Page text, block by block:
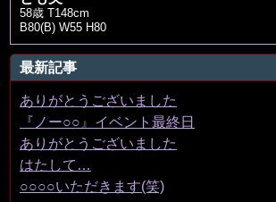
58歳 T148cm
B80(B) W55 H80
最新記事
ありがとうございました
『ノー○○』イベント最終日
ありがとうございました
はたして…
○○○○いただきます(笑)